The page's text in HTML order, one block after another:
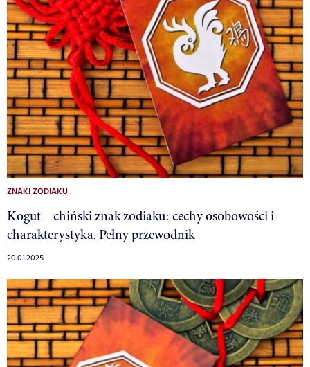
ZNAKI ZODIAKU
Kogut – chiński znak zodiaku: cechy osobowości i
charakterystyka. Pełny przewodnik
20.01.2025